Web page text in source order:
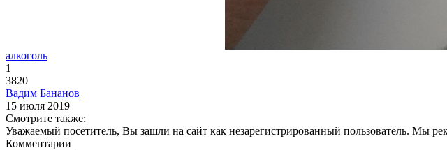
алкоголь
1
3820
Вадим Бананов
15 июля 2019
Смотрите также:
Уважаемый посетитель, Вы зашли на сайт как незарегистрированный пользователь. Мы
Комментарии